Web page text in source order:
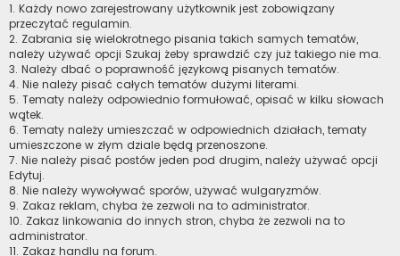
1. Każdy nowo zarejestrowany użytkownik jest zobowiązany
przeczytać regulamin.
2. Zabrania się wielokrotnego pisania takich samych tematów,
należy używać opcji Szukaj żeby sprawdzić czy już takiego nie ma.
3. Należy dbać o poprawność językową pisanych tematów.
4. Nie należy pisać całych tematów dużymi literami.
5. Tematy należy odpowiednio formułować, opisać w kilku słowach
wątek.
6. Tematy należy umieszczać w odpowiednich działach, tematy
umieszczone w złym dziale będą przenoszone.
7. Nie należy pisać postów jeden pod drugim, należy używać opcji
Edytuj.
8. Nie należy wywoływać sporów, używać wulgaryzmów.
9. Zakaz reklam, chyba że zezwoli na to administrator.
10. Zakaz linkowania do innych stron, chyba że zezwoli na to
administrator.
11. Zakaz handlu na forum.